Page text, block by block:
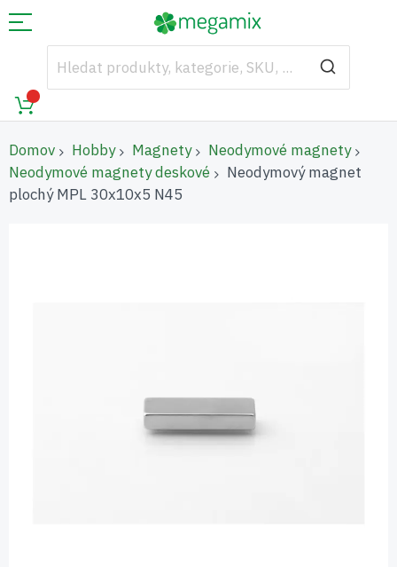
Domov Hobby Magnety
Neodymové magnety
Neodymové magnety deskové
Neodymový magnet
plochý MPL 30x10x5 N45